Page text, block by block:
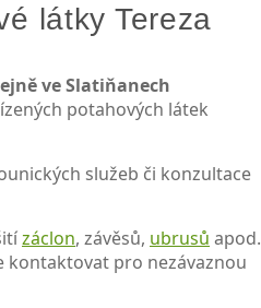
látky Tereza
ve Slatiňanech
potahových látek
služeb či konzultace
záclon, závěsů, ubrusů apod.
kontaktovat pro nezávaznou